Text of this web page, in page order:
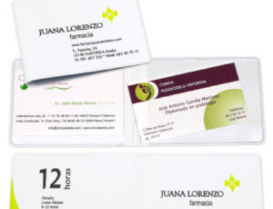
Portatarjetas con tapa dura y velcro (REF. 3048.9)
REF. 3048.9 Porta tarjetas de vinilo con tapas duras, 1
cada tapa y 16 bolsas flotantes, cierre lengüeta con
Tamaño cerrada 8,1 x 10,5 cm